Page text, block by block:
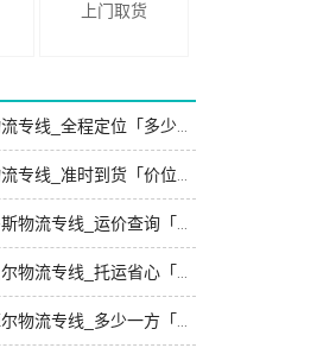
上门取货
永春县到赤峰物流专线_全程定位「多少一吨」
永春县到通辽物流专线_准时到货「价位合理」
永春县到鄂尔多斯物流专线_运价查询「全境派送」
永春县到呼伦贝尔物流专线_托运省心「全程无虑」
永春县到巴彦淖尔物流专线_多少一方「直达到站」